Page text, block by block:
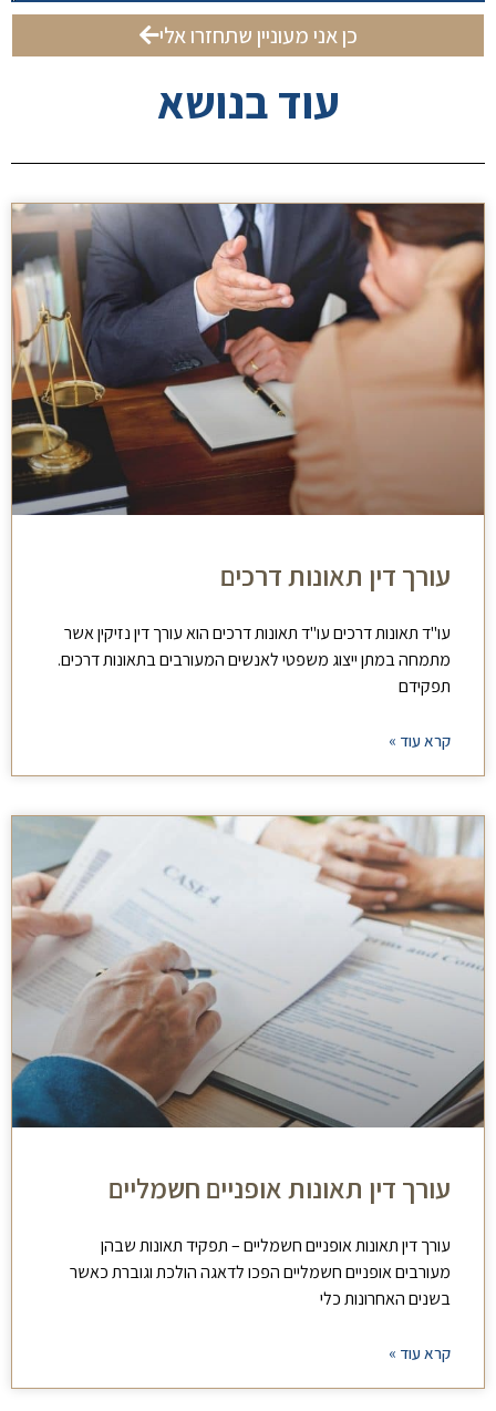
כן אני מעוניין שתחזרו אלי
עוד בנושא
עורך דין תאונות דרכים
עו"ד תאונות דרכים עו"ד תאונות דרכים הוא עורך דין נזיקין אשר
מתמחה במתן ייצוג משפטי לאנשים המעורבים בתאונות דרכים.
תפקידם
קרא עוד »
עורך דין תאונות אופניים חשמליים
עורך דין תאונות אופניים חשמליים – תפקיד תאונות שבהן
מעורבים אופניים חשמליים הפכו לדאגה הולכת וגוברת כאשר
בשנים האחרונות כלי
קרא עוד »